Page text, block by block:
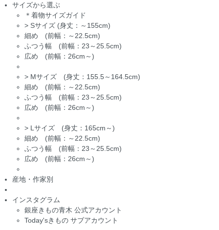
サイズから選ぶ
＊着物サイズガイド
> Sサイズ (身丈：～155cm)
細め (前幅：～22.5cm)
ふつう幅 (前幅：23～25.5cm)
広め (前幅：26cm～)
> Mサイズ (身丈：155.5～164.5cm)
細め (前幅：～22.5cm)
ふつう幅 (前幅：23～25.5cm)
広め (前幅：26cm～)
> Lサイズ (身丈：165cm～)
細め (前幅：～22.5cm)
ふつう幅 (前幅：23～25.5cm)
広め (前幅：26cm～)
産地・作家別
インスタグラム
銀座きもの青木 公式アカウント
Today'sきもの サブアカウント